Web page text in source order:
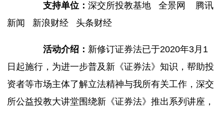
支持单位：深交所投教基地 全景网 腾讯
新闻 新浪财经 头条财经
活动介绍： 新修订证券法已于2020年3月1
日起施行，为进一步普及新《证券法》知识，帮助投
资者等市场主体了解立法精神与我所有关工作，深交
所公益投教大讲堂围绕新《证券法》推出系列讲座，